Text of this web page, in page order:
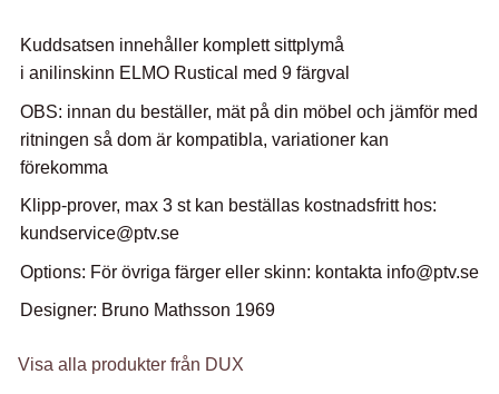
Kuddsatsen innehåller komplett sittplymå
i anilinskinn ELMO Rustical med 9 färgval
OBS: innan du beställer, mät på din möbel och jämför med
ritningen så dom är kompatibla, variationer kan
förekomma
Klipp-prover, max 3 st kan beställas kostnadsfritt hos:
kundservice@ptv.se
Options: För övriga färger eller skinn: kontakta info@ptv.se
Designer: Bruno Mathsson 1969
Visa alla produkter från DUX